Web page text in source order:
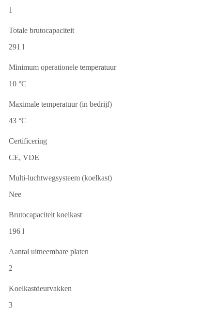
1
Totale brutocapaciteit
291 l
Minimum operationele temperatuur
10 °C
Maximale temperatuur (in bedrijf)
43 °C
Certificering
CE, VDE
Multi-luchtwegsysteem (koelkast)
Nee
Brutocapaciteit koelkast
196 l
Aantal uitneembare platen
2
Koelkastdeurvakken
3